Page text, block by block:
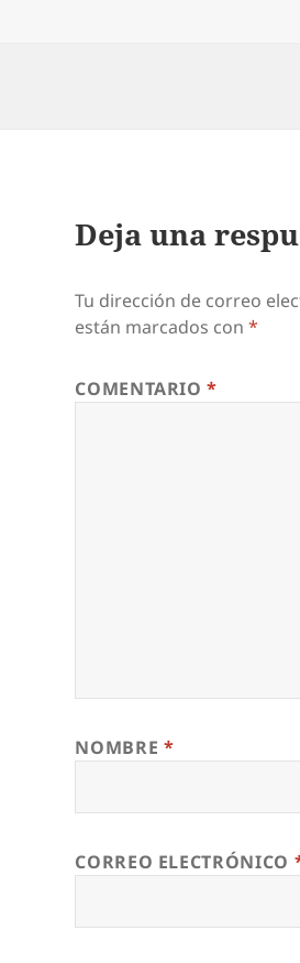
Deja una
Tu dirección de correo
están marcados con*
COMENTARIO*
NOMBRE *
CORREO ELECTRÓNICO